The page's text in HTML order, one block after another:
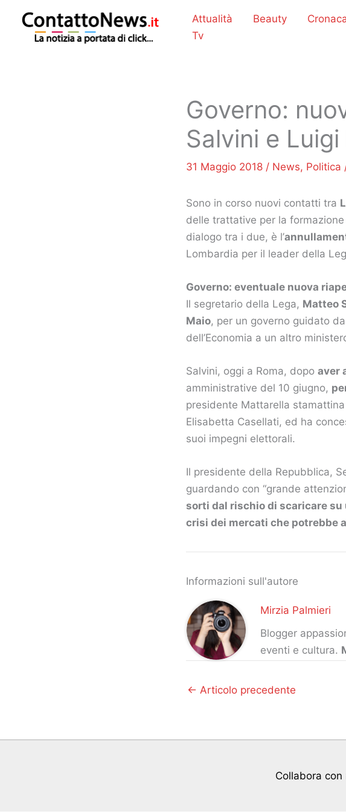
contenuto
Attualità Beauty
Tv
Governo:
Salvini e
31 Maggio 2018 / News, Politica
Sono in corso nuovi contatti tra
delle trattative per la
dialogo tra i due, è l’
Lombardia per il leader della
Governo: eventuale nuova
Il segretario della Lega, Matteo
Maio, per un governo guidato da
dell’Economia a un altro
Salvini, oggi a Roma, dopo aver
amministrative del 10 giugno,
presidente Mattarella
Elisabetta Casellati, ed ha
suoi impegni elettorali.
Il presidente della Repubblica,
guardando con “grande
sorti dal rischio di scaricare
crisi dei mercati che potrebbe
Informazioni sull'autore
Mirzia Palmieri
Blogger
eventi e cultura.
← Articolo precedente
Collabora con